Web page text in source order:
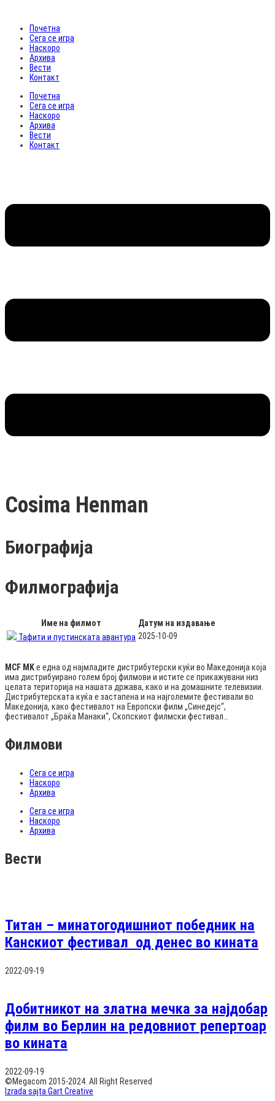
Почетна
Сега се игра
Наскоро
Архива
Вести
Контакт
Почетна
Сега се игра
Наскоро
Архива
Вести
Контакт
Cosima Henman
Биографија
Филмографија
Име на филмот
Датум на издавање
Тафити и пустинската авантура 2025-10-09
MCF MKе една од најмладите дистрибутерски куќи во Македонија која
има дистрибуирано голем број филмови и истите се прикажувани низ
целата територија на нашата држава, како и на домашните телевизии.
Дистрибутерската куќа е застапена и на најголемите фестивали во
Македонија, како фестивалот на Европски филм „Синедејс“,
фестивалот „Браќа Манаки“, Скопскиот филмски фестивал…
Филмови
Сега се игра
Наскоро
Архива
Сега се игра
Наскоро
Архива
Вести
Титан – минатогодишниот победник на
Канскиот фестивал од денес во кината
2022-09-19
Добитникот на златна мечка за најдобар
филм во Берлин на редовниот репертоар
во кината
2022-09-19
©Megacom 2015-2024. All Right Reserved
Izrada sajta Gart Creative